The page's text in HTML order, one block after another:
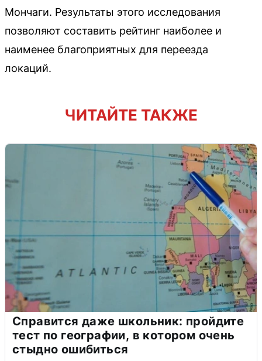
Мончаги. Результаты этого исследования
позволяют составить рейтинг наиболее и
наименее благоприятных для переезда
локаций.
ЧИТАЙТЕ ТАКЖЕ
Справится даже школьник: пройдите
тест по географии, в котором очень
стыдно ошибиться